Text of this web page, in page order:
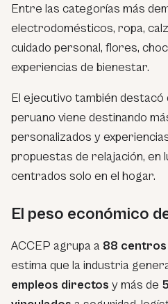
Entre las categorías más
electrodomésticos, ropa,
cuidado personal, flores,
experiencias de bienestar.
El ejecutivo también destacó
peruano viene destinando
personalizados y
propuestas de relajación, en
centrados solo en el hogar.
El peso económico
ACCEP agrupa a 88
estima que la industria
empleos directos y más de